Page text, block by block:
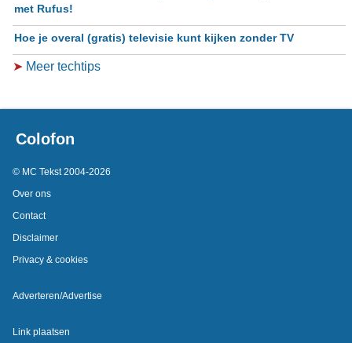
met Rufus!
Hoe je overal (gratis) televisie kunt kijken zonder TV
➤ Meer techtips
Colofon
© MC Tekst 2004-2026
Over ons
Contact
Disclaimer
Privacy & cookies
Adverteren/Advertise
Link plaatsen